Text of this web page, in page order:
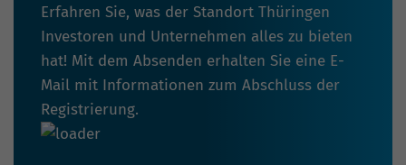
Erfahren Sie, was der Standort Thüringen
Investoren und Unternehmen alles zu bieten
hat! Mit dem Absenden erhalten Sie eine E-
Mail mit Informationen zum Abschluss der
Registrierung.